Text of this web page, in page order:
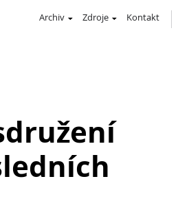
Archiv Zdroje Kontakt